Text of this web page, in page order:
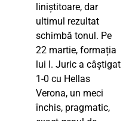
liniștitoare, dar
ultimul rezultat
schimbă tonul. Pe
22 martie, formația
lui I. Juric a câștigat
1-0 cu Hellas
Verona, un meci
închis, pragmatic,